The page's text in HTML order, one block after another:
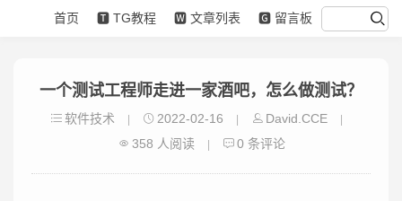
首页 🆃 TG教程 🆆 文章列表 🅶 留言板
一个测试工程师走进一家酒吧，怎么做测试？
软件技术 2022-02-16 David.CCE
358 人阅读 0 条评论